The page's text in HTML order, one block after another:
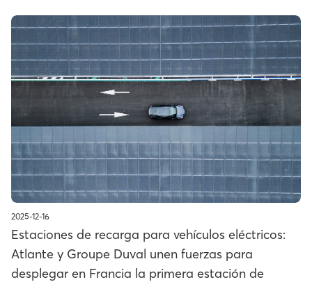
2025-12-16
Estaciones de recarga para vehículos eléctricos:
Atlante y Groupe Duval unen fuerzas para
desplegar en Francia la primera estación de